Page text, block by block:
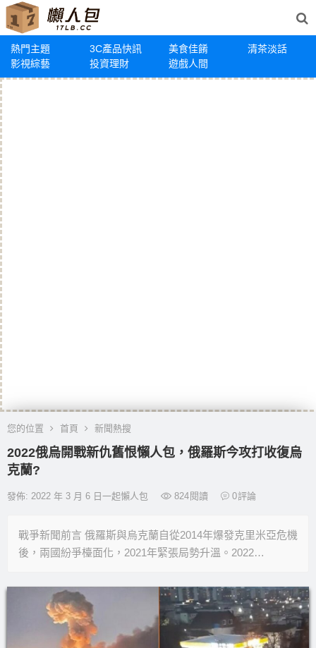
熱門主題 3C產品快訊 美食佳餚
清茶淡話
影視綜藝
投資理財 遊戲人間
您的位置 首頁 新聞熱搜
2022俄烏開戰新仇舊恨懶人包，俄羅斯今攻打收復烏
克蘭?
發佈: 2022 年 3 月 6 日一起懶人包 824 閱讀 0評論
戰爭新聞前言 俄羅斯與烏克蘭自從2014年爆發克里米亞危機
後，兩國紛爭檯面化，2021年緊張局勢升溫。2022…